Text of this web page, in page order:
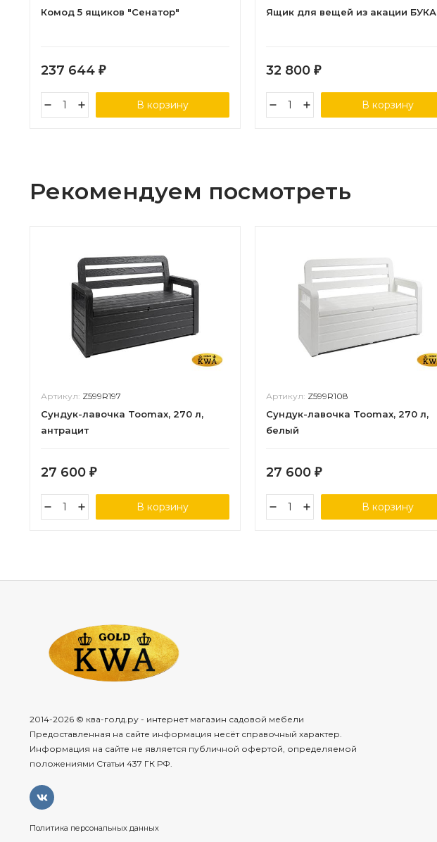
Комод 5 ящиков "Сенатор"
237 644 ₽
В корзину
Ящик для вещей из акации БУКА
32 800 ₽
В корзину
Рекомендуем посмотреть
Артикул: Z599R197
Сундук-лавочка Toomax, 270 л,
антрацит
27 600 ₽
В корзину
Артикул: Z599R108
Сундук-лавочка Toomax, 270 л,
белый
27 600 ₽
В корзину
2014-2026 © ква-голд.ру - интернет магазин садовой мебели
Предоставленная на сайте информация несёт справочный характер.
Информация на сайте не является публичной офертой, определяемой
положениями Статьи 437 ГК РФ.
Политика персональных данных